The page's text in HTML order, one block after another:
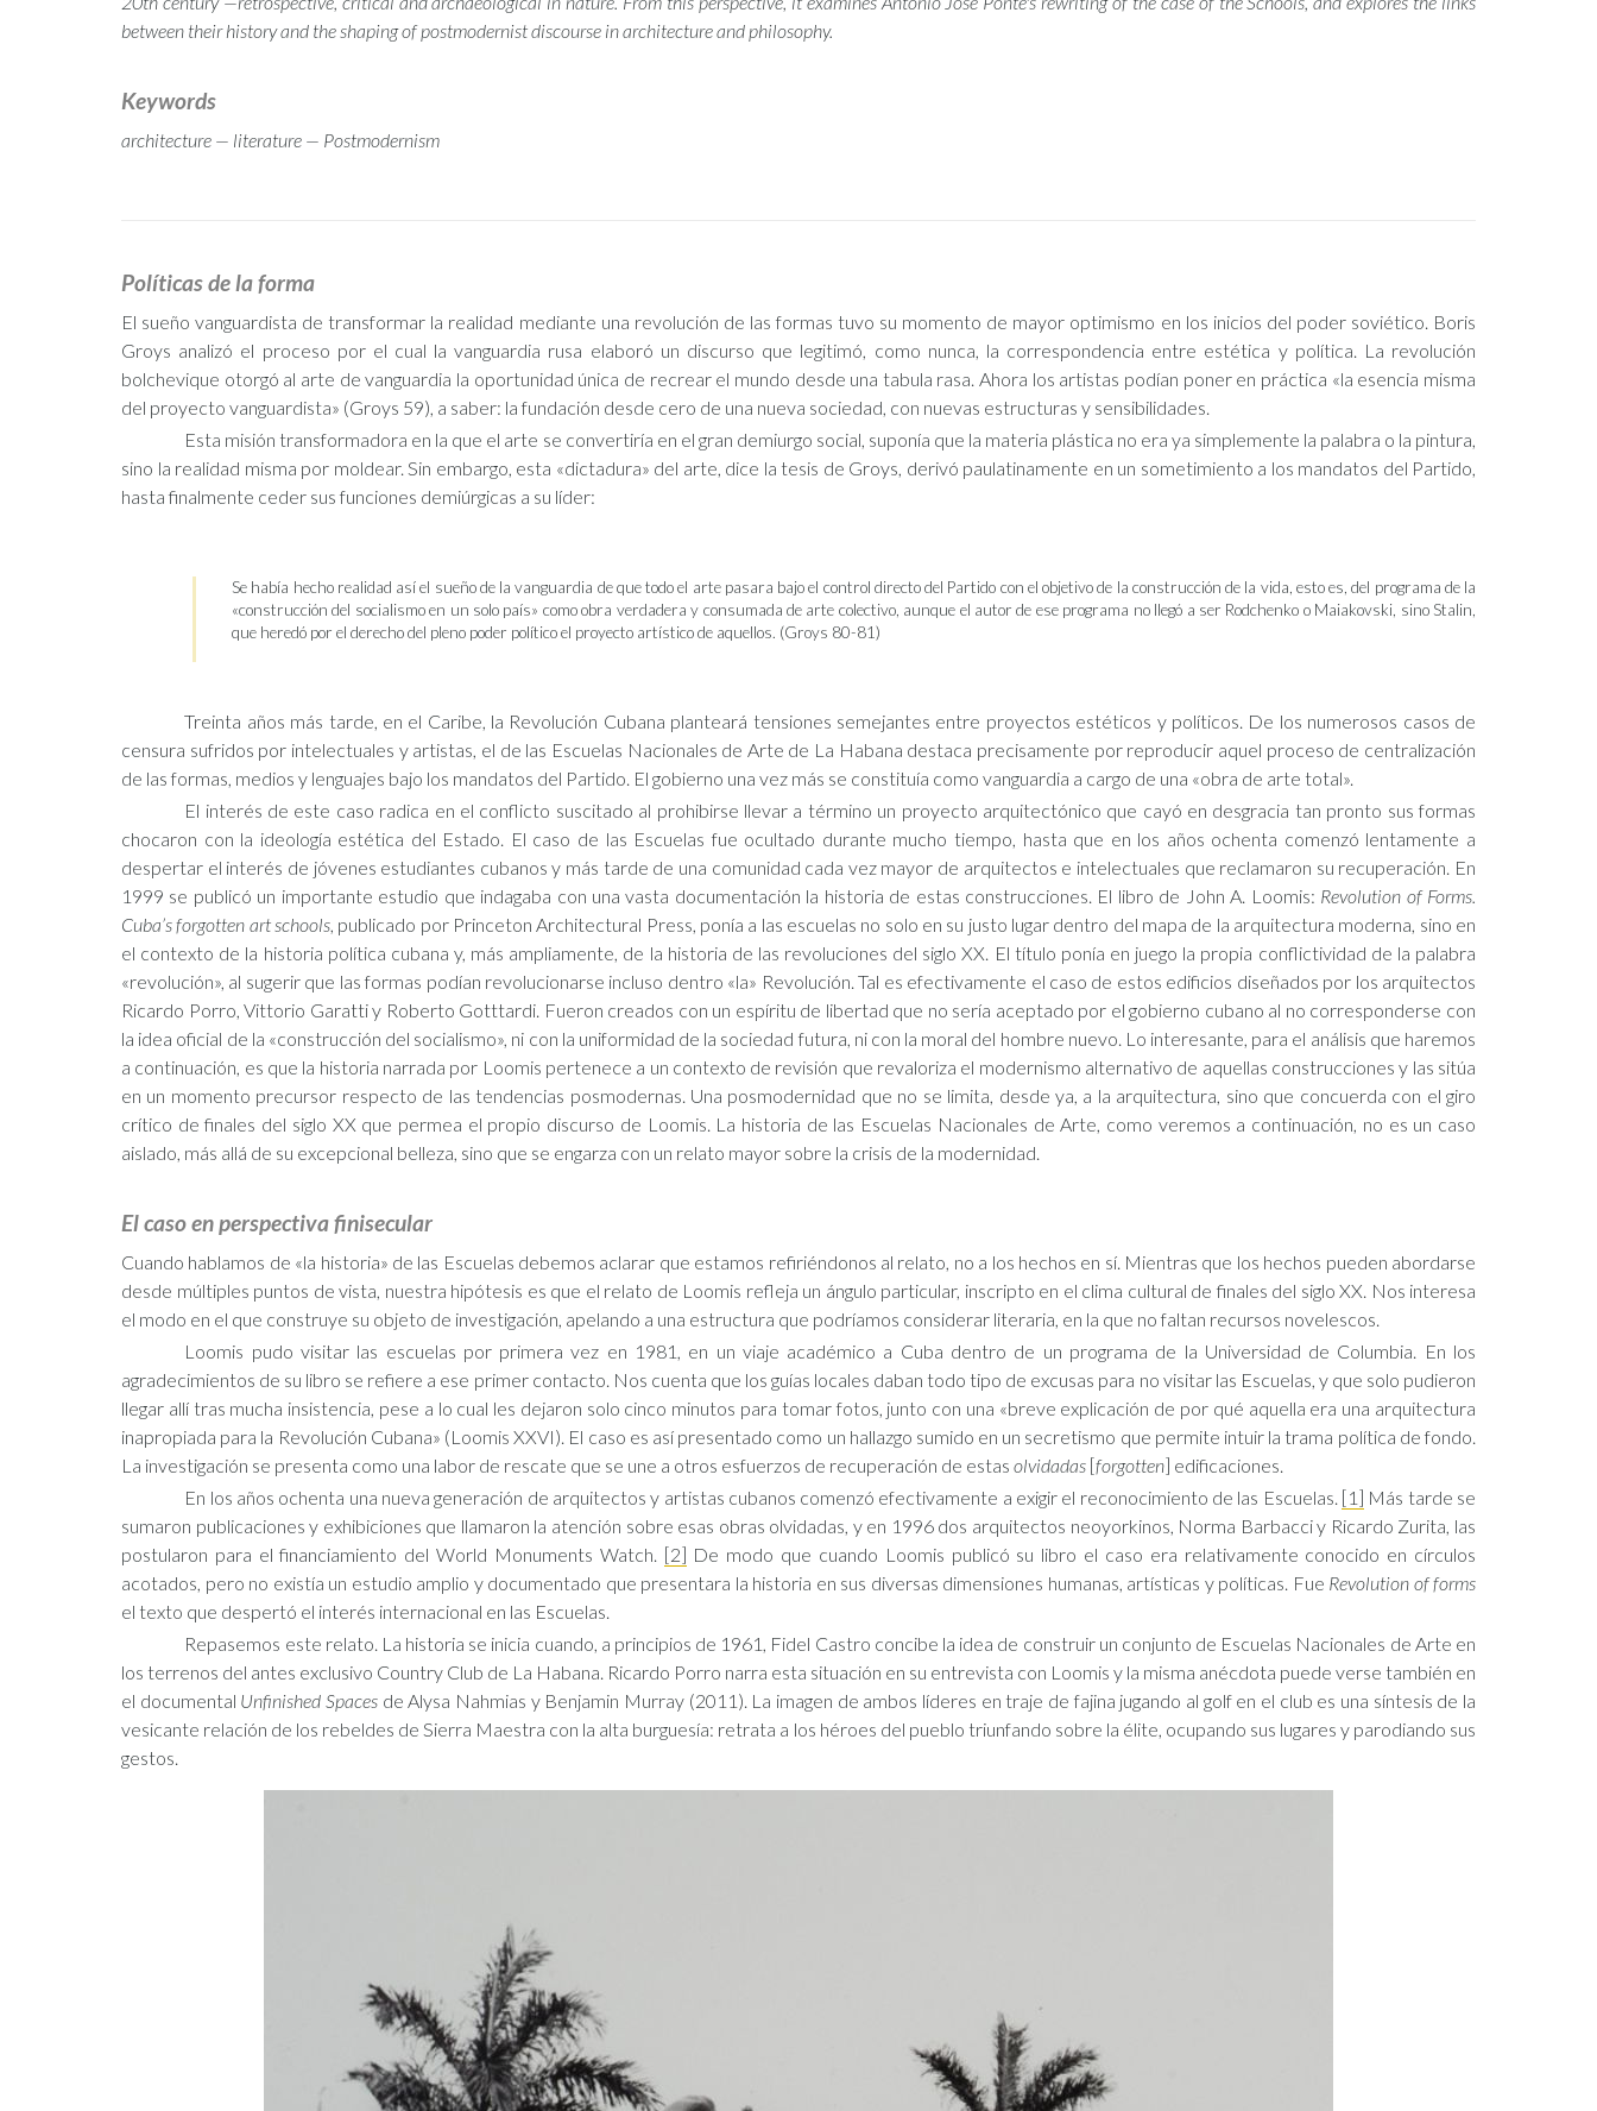
between their history and the shaping of postmodernist discourse in architecture and philosophy.
Keywords
architecture — literature — Postmodernism
Políticas de la forma
El sueño vanguardista de transformar la realidad mediante una revolución de las formas tuvo su momento de mayor optimismo en los inicios del poder soviético. Boris
Groys analizó el proceso por el cual la vanguardia rusa elaboró un discurso que legitimó, como nunca, la correspondencia entre estética y política. La revolución
bolchevique otorgó al arte de vanguardia la oportunidad única de recrear el mundo desde una tabula rasa. Ahora los artistas podían poner en práctica «la esencia misma
del proyecto vanguardista» (Groys 59), a saber: la fundación desde cero de una nueva sociedad, con nuevas estructuras y sensibilidades.
Esta misión transformadora en la que el arte se convertiría en el gran demiurgo social, suponía que la materia plástica no era ya simplemente la palabra o la pintura,
sino la realidad misma por moldear. Sin embargo, esta «dictadura» del arte, dice la tesis de Groys, derivó paulatinamente en un sometimiento a los mandatos del Partido,
hasta finalmente ceder sus funciones demiúrgicas a su líder:
Se había hecho realidad así el sueño de la vanguardia de que todo el arte pasara bajo el control directo del Partido con el objetivo de la construcción de la vida, esto es, del programa de la
«construcción del socialismo en un solo país» como obra verdadera y consumada de arte colectivo, aunque el autor de ese programa no llegó a ser Rodchenko o Maiakovski, sino Stalin,
que heredó por el derecho del pleno poder político el proyecto artístico de aquellos. (Groys 80-81)
Treinta años más tarde, en el Caribe, la Revolución Cubana planteará tensiones semejantes entre proyectos estéticos y políticos. De los numerosos casos de
censura sufridos por intelectuales y artistas, el de las Escuelas Nacionales de Arte de La Habana destaca precisamente por reproducir aquel proceso de centralización
de las formas, medios y lenguajes bajo los mandatos del Partido. El gobierno una vez más se constituía como vanguardia a cargo de una «obra de arte total».
El interés de este caso radica en el conflicto suscitado al prohibirse llevar a término un proyecto arquitectónico que cayó en desgracia tan pronto sus formas
chocaron con la ideología estética del Estado. El caso de las Escuelas fue ocultado durante mucho tiempo, hasta que en los años ochenta comenzó lentamente a
despertar el interés de jóvenes estudiantes cubanos y más tarde de una comunidad cada vez mayor de arquitectos e intelectuales que reclamaron su recuperación. En
1999 se publicó un importante estudio que indagaba con una vasta documentación la historia de estas construcciones. El libro de John A. Loomis: Revolution of Forms.
Cuba’s forgotten art schools , publicado por Princeton Architectural Press, ponía a las escuelas no solo en su justo lugar dentro del mapa de la arquitectura moderna, sino en
el contexto de la historia política cubana y, más ampliamente, de la historia de las revoluciones del siglo XX. El título ponía en juego la propia conflictividad de la palabra
«revolución», al sugerir que las formas podían revolucionarse incluso dentro «la» Revolución. Tal es efectivamente el caso de estos edificios diseñados por los arquitectos
Ricardo Porro, Vittorio Garatti y Roberto Gotttardi. Fueron creados con un espíritu de libertad que no sería aceptado por el gobierno cubano al no corresponderse con
la idea oficial de la «construcción del socialismo», ni con la uniformidad de la sociedad futura, ni con la moral del hombre nuevo. Lo interesante, para el análisis que haremos
a continuación, es que la historia narrada por Loomis pertenece a un contexto de revisión que revaloriza el modernismo alternativo de aquellas construcciones y las sitúa
en un momento precursor respecto de las tendencias posmodernas. Una posmodernidad que no se limita, desde ya, a la arquitectura, sino que concuerda con el giro
crítico de finales del siglo XX que permea el propio discurso de Loomis. La historia de las Escuelas Nacionales de Arte, como veremos a continuación, no es un caso
aislado, más allá de su excepcional belleza, sino que se engarza con un relato mayor sobre la crisis de la modernidad.
El caso en perspectiva finisecular
Cuando hablamos de «la historia» de las Escuelas debemos aclarar que estamos refiriéndonos al relato, no a los hechos en sí. Mientras que los hechos pueden abordarse
desde múltiples puntos de vista, nuestra hipótesis es que el relato de Loomis refleja un ángulo particular, inscripto en el clima cultural de finales del siglo XX. Nos interesa
el modo en el que construye su objeto de investigación, apelando a una estructura que podríamos considerar literaria, en la que no faltan recursos novelescos.
Loomis pudo visitar las escuelas por primera vez en 1981, en un viaje académico a Cuba dentro de un programa de la Universidad de Columbia. En los
agradecimientos de su libro se refiere a ese primer contacto. Nos cuenta que los guías locales daban todo tipo de excusas para no visitar las Escuelas, y que solo pudieron
llegar allí tras mucha insistencia, pese a lo cual les dejaron solo cinco minutos para tomar fotos, junto con una «breve explicación de por qué aquella era una arquitectura
inapropiada para la Revolución Cubana» (Loomis XXVI). El caso es así presentado como un hallazgo sumido en un secretismo que permite intuir la trama política de fondo.
La investigación se presenta como una labor de rescate que se une a otros esfuerzos de recuperación de estas olvidadas [forgotten] edificaciones.
En los años ochenta una nueva generación de arquitectos y artistas cubanos comenzó efectivamente a exigir el reconocimiento de las Escuelas. [1] Más tarde se
sumaron publicaciones y exhibiciones que llamaron la atención sobre esas obras olvidadas, y en 1996 dos arquitectos neoyorkinos, Norma Barbacci y Ricardo Zurita, las
postularon para el financiamiento del World Monuments Watch. [2] De modo que cuando Loomis publicó su libro el caso era relativamente conocido en círculos
acotados, pero no existía un estudio amplio y documentado que presentara la historia en sus diversas dimensiones humanas, artísticas y políticas. Fue Revolution of forms
el texto que despertó el interés internacional en las Escuelas.
Repasemos este relato. La historia se inicia cuando, a principios de 1961, Fidel Castro concibe la idea de construir un conjunto de Escuelas Nacionales de Arte en
los terrenos del antes exclusivo Country Club de La Habana. Ricardo Porro narra esta situación en su entrevista con Loomis y la misma anécdota puede verse también en
el documental Unfinished Spaces de Alysa Nahmias y Benjamin Murray (2011). La imagen de ambos líderes en traje de fajina jugando al golf en el club es una síntesis de la
vesicante relación de los rebeldes de Sierra Maestra con la alta burguesía: retrata a los héroes del pueblo triunfando sobre la élite, ocupando sus lugares y parodiando sus
gestos.